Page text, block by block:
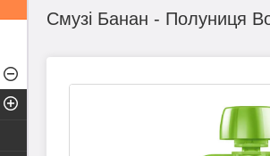
Смузі Банан - Полуниця